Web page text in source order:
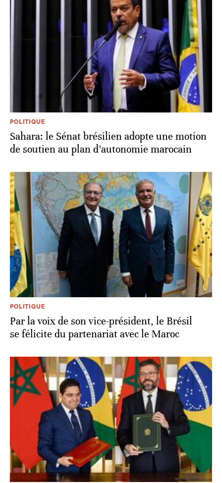
POLITIQUE
Sahara: le Sénat brésilien adopte une motion
de soutien au plan d’autonomie marocain
POLITIQUE
Par la voix de son vice-président, le Brésil
se félicite du partenariat avec le Maroc